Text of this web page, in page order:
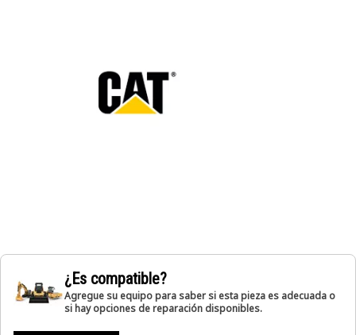
¿Es compatible?
Agregue su equipo para saber si esta pieza es adecuada o
si hay opciones de reparación disponibles.